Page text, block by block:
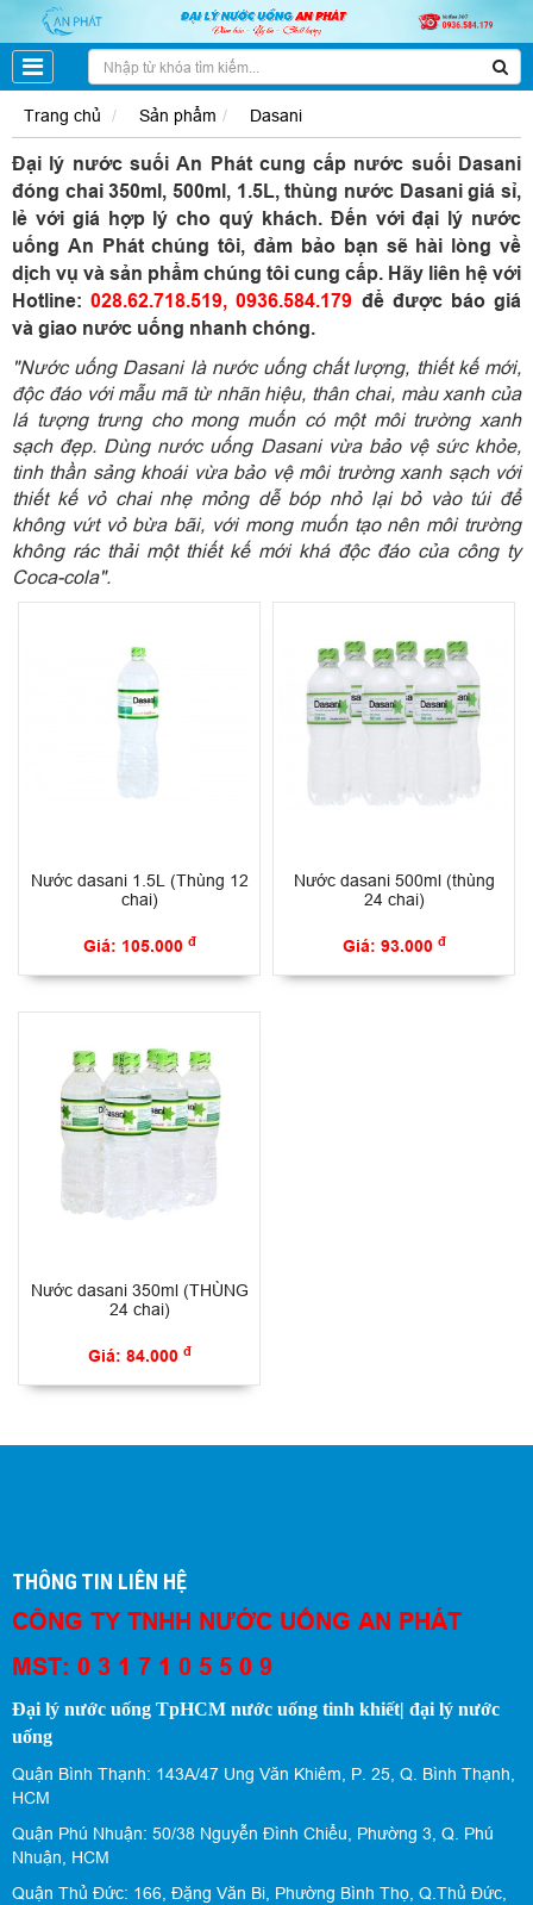
Trang chủ Sản phẩm Dasani
Đại lý nước suối An Phát cung cấp nước suối Dasani
đóng chai 350ml, 500ml, 1.5L, thùng nước Dasani giá sỉ,
lẻ với giá hợp lý cho quý khách. Đến với đại lý nước
uống An Phát chúng tôi, đảm bảo bạn sẽ hài lòng về
dịch vụ và sản phẩm chúng tôi cung cấp. Hãy liên hệ với
Hotline:028.62.718.519, 0936.584.179 để được báo giá
và giao nước uống nhanh chóng.
"Nước uống Dasani là nước uống chất lượng, thiết kế mới,
độc đáo với mẫu mã từ nhãn hiệu, thân chai, màu xanh của
lá tượng trưng cho mong muốn có một môi trường xanh
sạch đẹp. Dùng nước uống Dasani vừa bảo vệ sức khỏe,
tinh thần sảng khoái vừa bảo vệ môi trường xanh sạch với
thiết kế vỏ chai nhẹ mỏng dễ bóp nhỏ lại bỏ vào túi để
không vứt vỏ bừa bãi, với mong muốn tạo nên môi trường
không rác thải một thiết kế mới khá độc đáo của công ty
Coca-cola".
Nước dasani 1.5L (Thùng 12
chai)
Giá: 105.000 đ
Nước dasani 500ml (thùng
24 chai)
Giá: 93.000 đ
Nước dasani 350ml (THÙNG
24 chai)
Giá: 84.000 đ
THÔNG TIN LIÊN HỆ
CÔNG TY TNHH NƯỚC UỐNG AN PHÁT
MST: 0 3 1 7 1 0 5 5 0 9
Đại lý nước uống TpHCM nước uống tinh khiết| đại lý nước
uống
Quận Bình Thạnh: 143A/47 Ung Văn Khiêm, P. 25, Q. Bình Thạnh,
HCM
Quận Phú Nhuận: 50/38 Nguyễn Đình Chiểu, Phường 3, Q. Phú
Nhuận, HCM
Quận Thủ Đức: 166, Đặng Văn Bi, Phường Bình Thọ, Q.Thủ Đức,